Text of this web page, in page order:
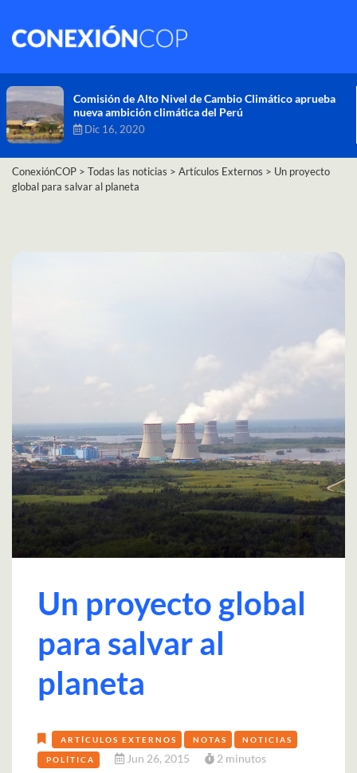
Comisión de Alto Nivel de Cambio Climático aprueba
nueva ambición climática del Perú
Dic 16, 2020
ConexiónCOP > Todas las noticias > Artículos Externos > Un proyecto
global para salvar al planeta
Un proyecto global
para salvar al
planeta
ARTÍCULOS EXTERNOS NOTAS NOTICIAS
POLÍTICA Jun 26, 2015 2 minutos